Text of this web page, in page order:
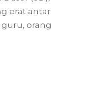
erat antar
orang